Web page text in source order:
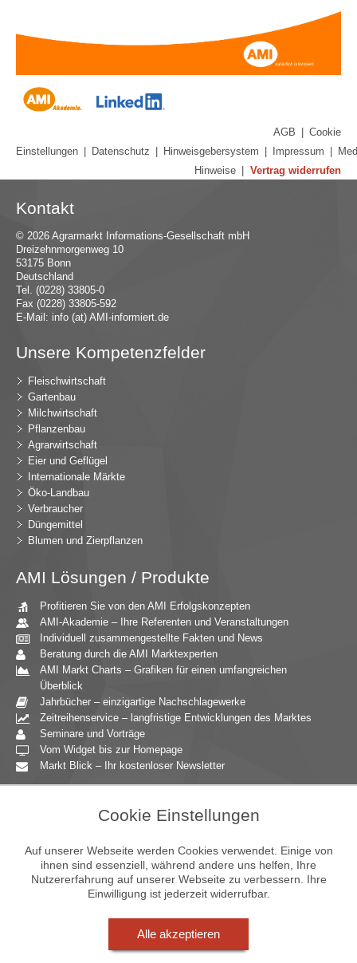
AGB
Cookie
Einstellungen
Datenschutz Hinweisgebersystem Impressum
Hinweise
Vertrag widerrufen
Kontakt
© 2026 Agrarmarkt Informations-Gesellschaft mbH
Dreizehnmorgenweg 10
53175 Bonn
Deutschland
Tel. (0228) 33805-0
Fax (0228) 33805-592
E-Mail: info (at) AMI-informiert.de
Unsere Kompetenzfelder
Fleischwirtschaft
Gartenbau
Milchwirtschaft
Pflanzenbau
Agrarwirtschaft
Eier und Geflügel
Internationale Märkte
Öko-Landbau
Verbraucher
Düngemittel
Blumen und Zierpflanzen
AMI Lösungen / Produkte
Profitieren Sie von den AMI Erfolgskonzepten
AMI-Akademie – Ihre Referenten und Veranstaltungen
Individuell zusammengestellte Fakten und News
Beratung durch die AMI Marktexperten
AMI Markt Charts – Grafiken für einen umfangreichen
Überblick
Jahrbücher – einzigartige Nachschlagewerke
Zeitreihenservice – langfristige Entwicklungen des Marktes
Seminare und Vorträge
Vom Widget bis zur Homepage
Markt Blick – Ihr kostenloser Newsletter
Unternehmensberatung
Ernährungsgewerbe
Einzelhandel
Bildung & Wissenschaft
Cookie Einstellungen
Auf unserer Webseite werden Cookies verwendet. Einige von
ihnen sind essenziell, während andere uns helfen, Ihre
Nutzererfahrung auf unserer Webseite zu verbessern. Ihre
Einwilligung ist jederzeit widerrufbar.
Alle akzeptieren